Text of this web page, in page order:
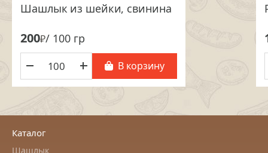
Шашлык из шейки, свинина
200₽/ 100 гр
В корзину
Каталог
Шашлык